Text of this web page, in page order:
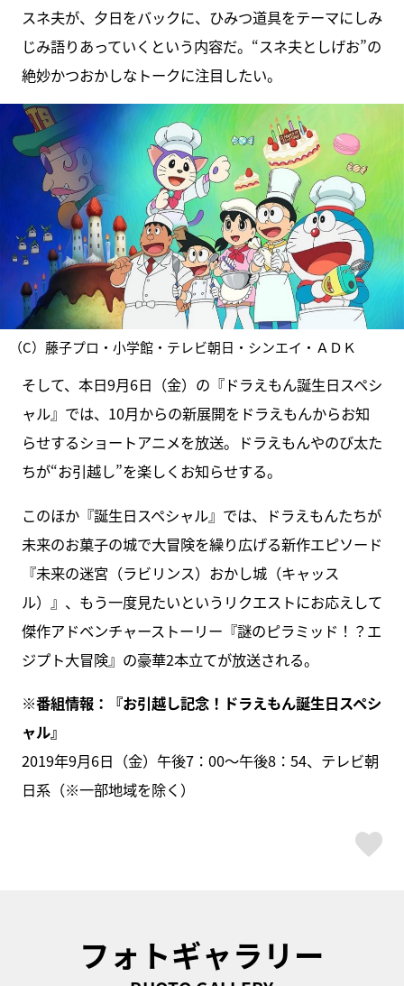
スネ夫が、夕日をバックに、ひみつ道具をテーマにしみ
じみ語りあっていくという内容だ。“スネ夫としげお”の
絶妙かつおかしなトークに注目したい。
（C）藤子プロ・小学館・テレビ朝日・シンエイ・ＡＤＫ
そして、本日9月6日（金）の『ドラえもん誕生日スペシ
ャル』では、10月からの新展開をドラえもんからお知
らせするショートアニメを放送。ドラえもんやのび太た
ちが“お引越し”を楽しくお知らせする。
このほか『誕生日スペシャル』では、ドラえもんたちが
未来のお菓子の城で大冒険を繰り広げる新作エピソード
『未来の迷宮（ラビリンス）おかし城（キャッス
ル）』、もう一度見たいというリクエストにお応えして
傑作アドベンチャーストーリー『謎のピラミッド！？エ
ジプト大冒険』の豪華2本立てが放送される。
※番組情報：『お引越し記念！ドラえもん誕生日スペシ
ャル』
2019年9月6日（金）午後7：00～午後8：54、テレビ朝
日系（※一部地域を除く）
フォトギャラリー